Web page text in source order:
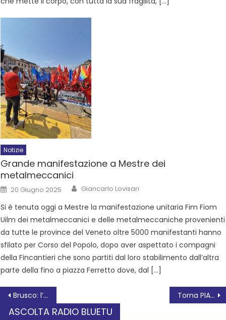
Notizie
Grande manifestazione a Mestre dei
metalmeccanici
20 Giugno 2025 Giancarlo Lovisari
Si è tenuta oggi a Mestre la manifestazione unitaria Fim Fiom
Uilm dei metalmeccanici e delle metalmeccaniche provenienti
da tutte le province del Veneto oltre 5000 manifestanti hanno
sfilato per Corso del Popolo, dopo aver aspettato i compagni
della Fincantieri che sono partiti dal loro stabilimento dall’altra
parte della fino a piazza Ferretto dove, dal […]
Brusco: l’Alto Polesine ha bisogno di un Pronto Soccorso Torna PIANTABEFANA, la prima iniziativa dell’anno FIAB Rovigo
ASCOLTA RADIO BLUETU